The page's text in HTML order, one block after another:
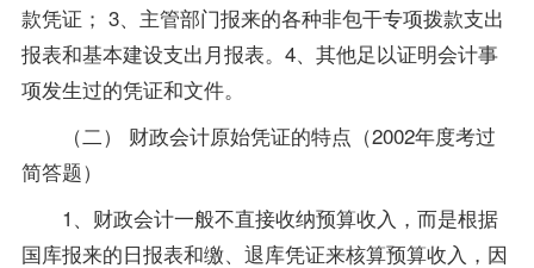
款凭证； 3、主管部门报来的各种非包干专项拨款支出
报表和基本建设支出月报表。4、其他足以证明会计事
项发生过的凭证和文件。
（二） 财政会计原始凭证的特点（2002年度考过
简答题）
1、财政会计一般不直接收纳预算收入，而是根据
国库报来的日报表和缴、退库凭证来核算预算收入，因